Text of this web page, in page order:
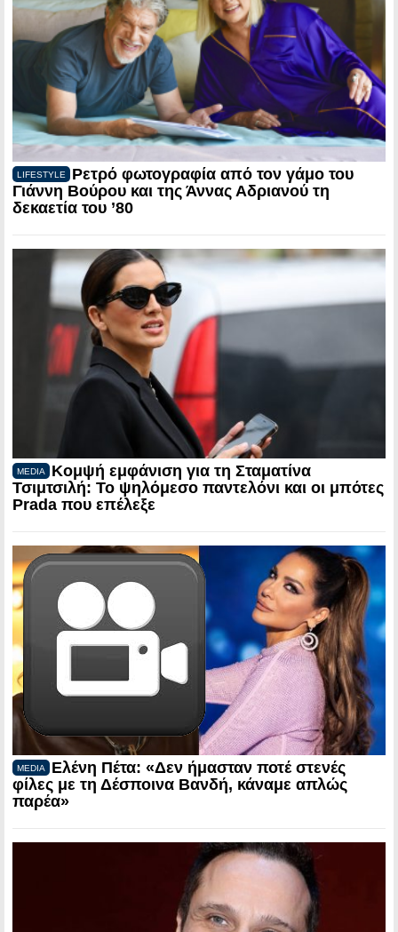
LIFESTYLE
Ρετρό φωτογραφία από τον γάμο του
Γιάννη Βούρου και της Άννας Αδριανού τη
δεκαετία του ’80
MEDIA
Κομψή εμφάνιση για τη Σταματίνα
Τσιμτσιλή: Το ψηλόμεσο παντελόνι και οι μπότες
Prada που επέλεξε
MEDIA
Ελένη Πέτα: «Δεν ήμασταν ποτέ στενές
φίλες με τη Δέσποινα Βανδή, κάναμε απλώς
παρέα»